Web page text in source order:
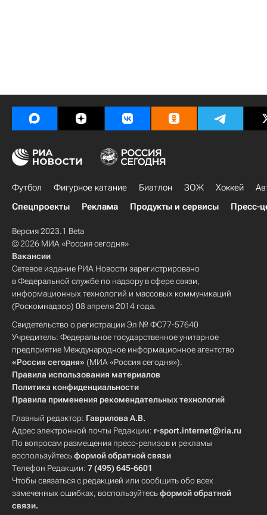
Футбол Фигурное катание Биатлон ЗОЖ Хоккей
Спецпроекты
Реклама Продукты и сервисы Пресс-
Версия 2023.1 Beta
© 2026 МИА «Россия сегодня»
Вакансии
Сетевое издание РИА Новости зарегистрировано
в Федеральной службе по надзору в сфере связи,
информационных технологий и массовых коммуникаций
(Роскомнадзор) 08 апреля 2014 года.
Свидетельство о регистрации Эл № ФС77-57640
Учредитель: Федеральное государственное унитарное
предприятие Международное информационное агентство
«Россия сегодня» (МИА «Россия сегодня»).
Правила использования материалов
Политика конфиденциальности
Правила применения рекомендательных технологий
Главный редактор: Гаврилова А.В.
Адрес электронной почты Редакции: r-sport.internet@ria.ru
По вопросам размещения пресс-релизов и рекламы
воспользуйтесьформой обратной связи
Телефон Редакции: 7 (495) 645-6601
Чтобы связаться с редакцией или сообщить обо всех
замеченных ошибках, воспользуйтесьформой обратной
связи.